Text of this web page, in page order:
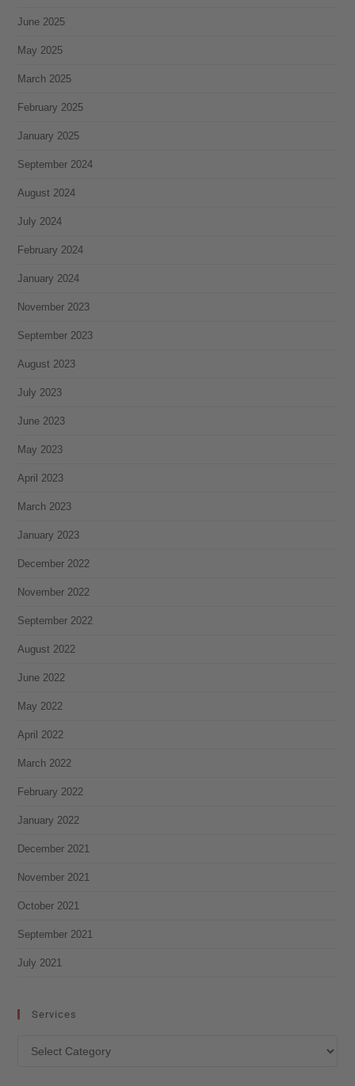
June 2025
May 2025
March 2025
February 2025
January 2025
September 2024
August 2024
July 2024
February 2024
January 2024
November 2023
September 2023
August 2023
July 2023
June 2023
May 2023
April 2023
March 2023
January 2023
December 2022
November 2022
September 2022
August 2022
June 2022
May 2022
April 2022
March 2022
February 2022
January 2022
December 2021
November 2021
October 2021
September 2021
July 2021
Services